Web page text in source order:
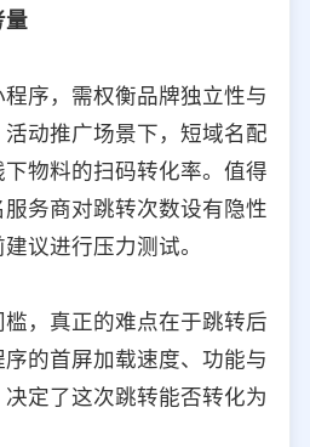
量
序，需权衡品牌独立性与
动推广场景下，短域名配
物料的扫码转化率。值得
务商对跳转次数设有隐性
议进行压力测试。
，真正的难点在于跳转后
的首屏加载速度、功能与
定了这次跳转能否转化为